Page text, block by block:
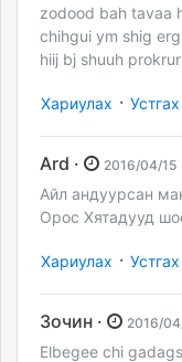
zodood bah tavaa
chihgui ym shig
hiij bj shuuh
Хариулах · Устгах
Ard · 2016/04/15
Aйл андуурсан
Орос Хятадууд
Хариулах · Устгах
Зочин · 2016/
Elbegee chi